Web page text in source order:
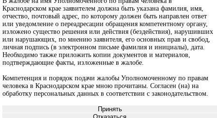
Краснодарском крае заявителем должна быть указана фамилия, имя,
отчество, почтовый адрес, по которому должен быть направлен ответ
или уведомление о переадресации обращения компетентному органу,
изложено существо решения или действия (бездействия), нарушивших
или нарушающих, по мнению заявителя, его основных прав и свобод,
личная подпись (в электронном письме фамилия и инициалы), дата.
Необходимо также приложить копии документов и материалов,
подтверждающие факты, изложенные в жалобе.
Компетенция и порядок подачи жалобы Уполномоченному по правам
человека в Краснодарском крае мною прочитаны. Согласен (на) на
обработку персональных данных в соответствии с законодательством.